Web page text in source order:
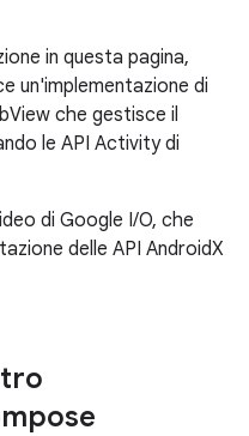
in questa pagina,
un'implementazione di
che gestisce il
le API Activity di
di Google I/O, che
delle API AndroidX